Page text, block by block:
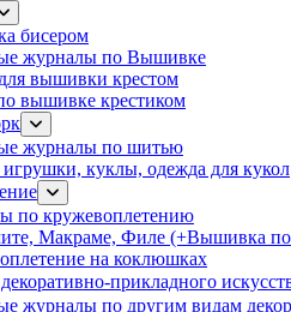
бисером
журналы по Вышивке
вышивки крестом
вышивке крестиком
журналы по шитью
куклы, одежда для кукол
по кружевоплетению
Макраме, Филе (+Вышивка
на коклюшках
прикладного
журналы по другим видам